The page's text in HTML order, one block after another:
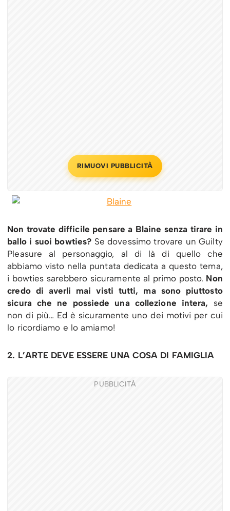
RIMUOVI PUBBLICITÀ
Non trovate difficile pensare a Blaine senza tirare in
ballo i suoi bowties? Se dovessimo trovare un Guilty
Pleasure al personaggio, al di là di quello che
abbiamo visto nella puntata dedicata a questo tema,
i bowties sarebbero sicuramente al primo posto. Non
credo di averli mai visti tutti, ma sono piuttosto
sicura che ne possiede una collezione intera, se
non di più… Ed è sicuramente uno dei motivi per cui
lo ricordiamo e lo amiamo!
2. L’ARTE DEVE ESSERE UNA COSA DI FAMIGLIA
PUBBLICITÀ